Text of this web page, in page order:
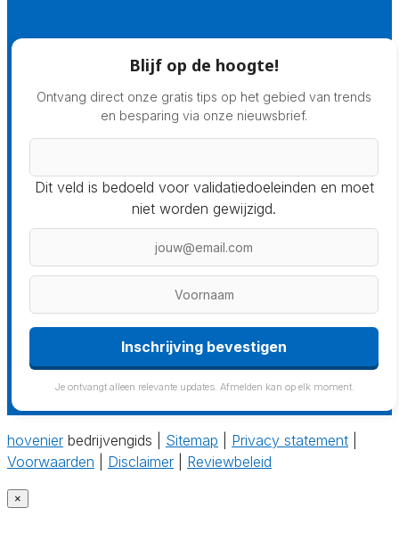
Blijf op de hoogte!
Ontvang direct onze gratis tips op het gebied van trends
en besparing via onze nieuwsbrief.
Dit veld is bedoeld voor validatiedoeleinden en moet
niet worden gewijzigd.
Inschrijving bevestigen
Je ontvangt alleen relevante updates. Afmelden kan op elk moment.
hovenier bedrijvengids | Sitemap Privacy statement
Voorwaarden
Disclaimer Reviewbeleid
×